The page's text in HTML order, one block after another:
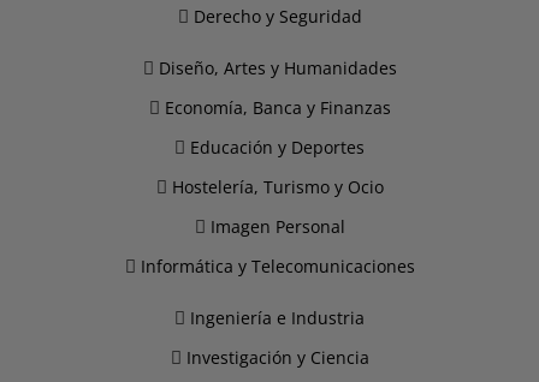
Derecho y Seguridad
Diseño, Artes y Humanidades
Economía, Banca y Finanzas
Educación y Deportes
Hostelería, Turismo y Ocio
Imagen Personal
Informática y Telecomunicaciones
Ingeniería e Industria
Investigación y Ciencia